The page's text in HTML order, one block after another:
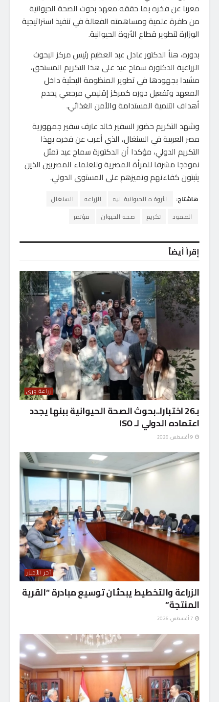
معربا عن فخره بما حققه معهد بحوث الصحة الحيوانية
من طفرة علمية ومساهمته الفعالة في تنفيذ استراتيجية
الوزارة لتطوير قطاع الثروة الحيوانية.
بدوره، هنأ الدكتور عادل عبد العظيم رئيس مركز البحوث
الزراعية الدكتورة سماح عيد على هذا التكريم المستحق،
مشيدا بجهودها في تطوير المنظومة البحثية داخل
المعهد وتفعيل دوره كمركز إقليمي مرجعي يخدم
أهداف التنمية المستدامة والأمن الغذائي.
وشهد التكريم حضور السفير خالد عارف سفير جمهورية
مصر العربية في السنغال، الذي أعرب عن فخره بهذا
التكريم الدولي، مؤكدا أن الدكتورة سماح عيد تمثل
نموذجا مشرفا للمرأة المصرية وللعلماء المصريين الذين
يثبتون كفاءتهم وتميزهم على المستوى الدولي.
هاشتاج: الثروة ه الحيوانية انيه الزراعه
السنغال
الصمود
تكريم صحه الحيوان مؤتمر
إقرأ أيضاً
زراعة وري
بـ26 اختبارا..بحوث الصحة الحيوانية ببنها يجدد
اعتماده الدولي لـ ISO
آخر الأخبار
الزراعة والتخطيط يبحثان توسيع مبادرة “القرية
المنتجة”